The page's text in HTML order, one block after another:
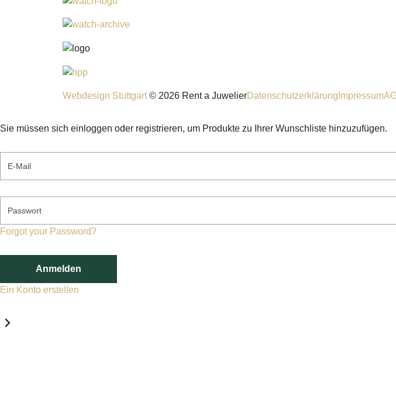
Webdesign Stuttgart © 2026 Rent a JuwelierDatenschutzerklärung Impressum
Sie müssen sich einloggen oder registrieren, um Produkte zu Ihrer Wunschliste hinzuzufügen.
E-Mail
Passwort
Forgot your Password?
Anmelden
Ein Konto erstellen